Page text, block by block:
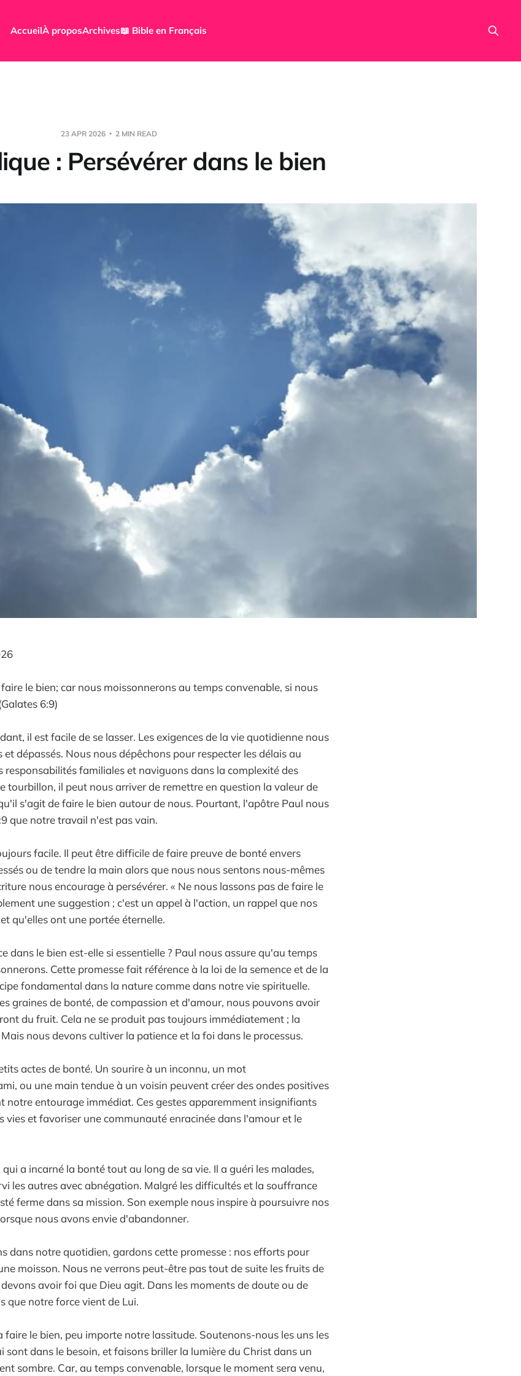
AccueilÀ proposArchives📖 Bible en Français
23 APR 2026 2 MIN READ
: Persévérer dans le bien
le bien; car nous moissonnerons au temps convenable, si nous
6:9)
il est facile de se lasser. Les exigences de la vie quotidienne nous
dépassés. Nous nous dépêchons pour respecter les délais au
responsabilités familiales et naviguons dans la complexité des
tourbillon, il peut nous arriver de remettre en question la valeur de
s'agit de faire le bien autour de nous. Pourtant, l'apôtre Paul nous
que notre travail n'est pas vain.
facile. Il peut être difficile de faire preuve de bonté envers
ou de tendre la main alors que nous nous sentons nous-mêmes
nous encourage à persévérer. « Ne nous lassons pas de faire le
une suggestion ; c'est un appel à l'action, un rappel que nos
qu'elles ont une portée éternelle.
dans le bien est-elle si essentielle ? Paul nous assure qu'au temps
Cette promesse fait référence à la loi de la semence et de la
fondamental dans la nature comme dans notre vie spirituelle.
graines de bonté, de compassion et d'amour, nous pouvons avoir
du fruit. Cela ne se produit pas toujours immédiatement ; la
nous devons cultiver la patience et la foi dans le processus.
actes de bonté. Un sourire à un inconnu, un mot
ou une main tendue à un voisin peuvent créer des ondes positives
notre entourage immédiat. Ces gestes apparemment insignifiants
vies et favoriser une communauté enracinée dans l'amour et le
qui a incarné la bonté tout au long de sa vie. Il a guéri les malades,
les autres avec abnégation. Malgré les difficultés et la souffrance
ferme dans sa mission. Son exemple nous inspire à poursuivre nos
nous avons envie d'abandonner.
dans notre quotidien, gardons cette promesse : nos efforts pour
moisson. Nous ne verrons peut-être pas tout de suite les fruits de
avoir foi que Dieu agit. Dans les moments de doute ou de
que notre force vient de Lui.
faire le bien, peu importe notre lassitude. Soutenons-nous les uns les
sont dans le besoin, et faisons briller la lumière du Christ dans un
sombre. Car, au temps convenable, lorsque le moment sera venu,